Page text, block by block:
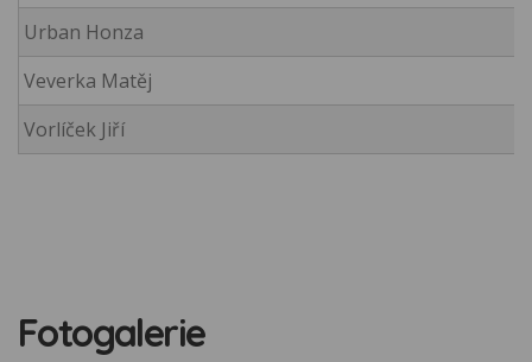
Urban Honza
Veverka Matěj
Vorlíček Jiří
Fotogalerie